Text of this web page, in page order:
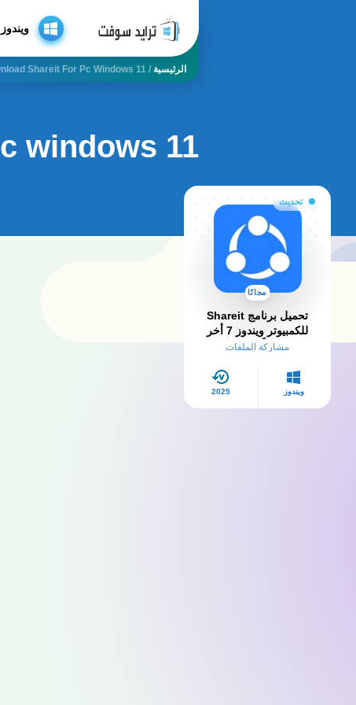
ويندوز
الرئيسية /
Shareit For Pc Windows 11
windows 11
تحديث
مجانًا
تحميل برنامج Shareit
للكمبيوتر ويندوز 7 أخر
إصدار مجاناً – مفعل مدى
مشاركة الملفات
ويندوز 2025